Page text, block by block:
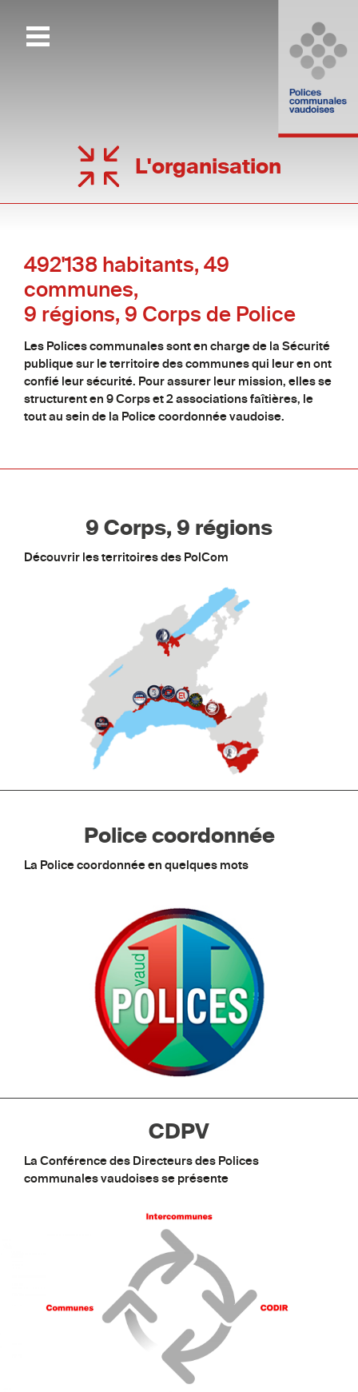
L'organisation
492'138 habitants, 49
communes,
9 régions, 9 Corps de Police
Les Polices communales sont en charge de la Sécurité
publique sur le territoire des communes qui leur en ont
confié leur sécurité. Pour assurer leur mission, elles se
structurent en 9 Corps et 2 associations faîtières, le
tout au sein de la Police coordonnée vaudoise.
9 Corps, 9 régions
Découvrir les territoires des PolCom
Police coordonnée
La Police coordonnée en quelques mots
CDPV
La Conférence des Directeurs des Polices
communales vaudoises se présente